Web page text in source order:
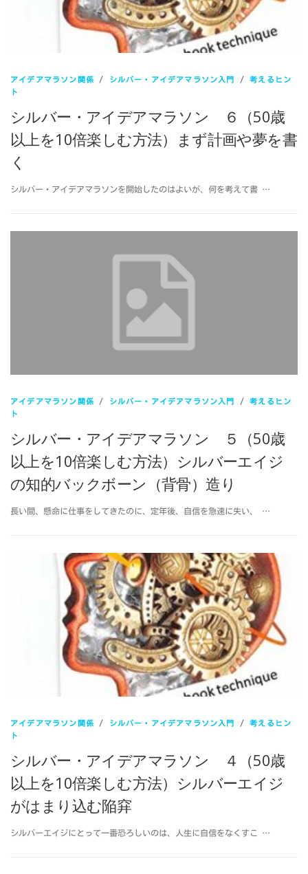
アイデアマラソン関係 / シルバー・アイデアマラソン入門 /考えるヒン
ト
シルバー・アイデアマラソン ６（50歳
以上を10倍楽しむ方法）まず計画や夢を書
く
シルバー・アイデアマラソンを開始したのはよいが、何を考えて書 …
アイデアマラソン関係 / シルバー・アイデアマラソン入門 /考えるヒン
ト
シルバー・アイデアマラソン ５（50歳
以上を10倍楽しむ方法）シルバーエイジ
の知的バックボーン（背骨）造り
長い間、懸命に仕事をしてきたのに、定年後、自信を急速に失い、 …
アイデアマラソン関係 / シルバー・アイデアマラソン入門 /考えるヒン
ト
シルバー・アイデアマラソン ４（50歳
以上を10倍楽しむ方法）シルバーエイジ
がはまり込む陥穽
シルバーエイジにとって一番恐ろしいのは、人生に自信をなくすこ …